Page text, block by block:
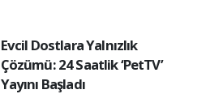
Evcil Dostlara Yalnızlık
Çözümü: 24 Saatlik ‘PetTV’
Yayını Başladı